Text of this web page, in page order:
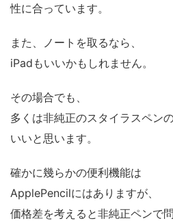
性に合っています。
また、ノートを取るなら、
iPadもいいかもしれません。
その場合でも、
多くは非純正のスタイラスペン
いいと思います。
確かに幾らかの便利機能は
ApplePencilにはありますが、
価格差を考えると非純正ペンで